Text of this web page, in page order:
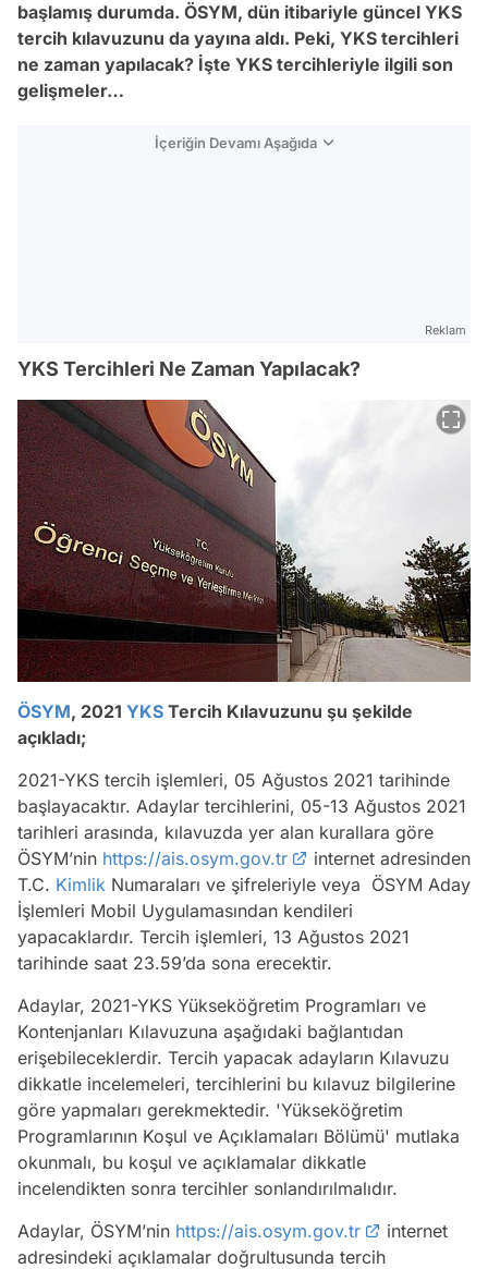
başlamış durumda. ÖSYM, dün itibariyle güncel YKS
tercih kılavuzunu da yayına aldı. Peki, YKS tercihleri
ne zaman yapılacak? İşte YKS tercihleriyle ilgili son
gelişmeler…
İçeriğin Devamı Aşağıda
Reklam
YKS Tercihleri Ne Zaman Yapılacak?
ÖSYM, 2021 YKS Tercih Kılavuzunu şu şekilde
açıkladı;
2021-YKS tercih işlemleri, 05 Ağustos 2021 tarihinde
başlayacaktır. Adaylar tercihlerini, 05-13 Ağustos 2021
tarihleri arasında, kılavuzda yer alan kurallara göre
ÖSYM’nin https://ais.osym.gov.tr
internet adresinden
T.C. Kimlik Numaraları ve şifreleriyle veya ÖSYM Aday
İşlemleri Mobil Uygulamasından kendileri
yapacaklardır. Tercih işlemleri, 13 Ağustos 2021
tarihinde saat 23.59’da sona erecektir.
Adaylar, 2021-YKS Yükseköğretim Programları ve
Kontenjanları Kılavuzuna aşağıdaki bağlantıdan
erişebileceklerdir. Tercih yapacak adayların Kılavuzu
dikkatle incelemeleri, tercihlerini bu kılavuz bilgilerine
göre yapmaları gerekmektedir. 'Yükseköğretim
Programlarının Koşul ve Açıklamaları Bölümü' mutlaka
okunmalı, bu koşul ve açıklamalar dikkatle
incelendikten sonra tercihler sonlandırılmalıdır.
Adaylar, ÖSYM’nin https://ais.osym.gov.tr
internet
adresindeki açıklamalar doğrultusunda tercih